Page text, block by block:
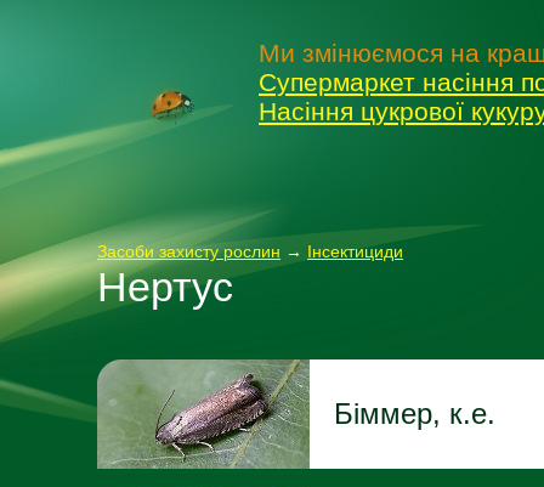
Ми змінюємося на
Супермаркет насіння
Насіння цукрової
Засоби захисту рослин → Інсектициди
Нертус
Біммер, к.е.